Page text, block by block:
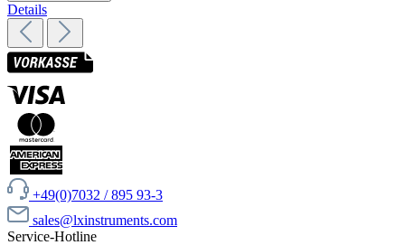
Details
+49(0)7032 / 895 93-3
sales@lxinstruments.com
Service-Hotline